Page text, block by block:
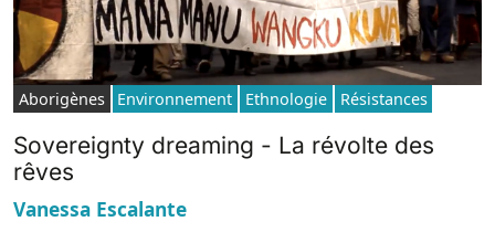
Aborigènes Environnement Ethnologie Résistances
Sovereignty dreaming - La révolte des
rêves
Vanessa Escalante